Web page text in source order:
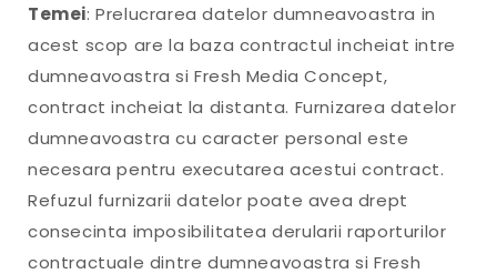
Temei: Prelucrarea datelor dumneavoastra in
acest scop are la baza contractul incheiat intre
dumneavoastra si Fresh Media Concept,
contract incheiat la distanta. Furnizarea datelor
dumneavoastra cu caracter personal este
necesara pentru executarea acestui contract.
Refuzul furnizarii datelor poate avea drept
consecinta imposibilitatea derularii raporturilor
contractuale dintre dumneavoastra si Fresh